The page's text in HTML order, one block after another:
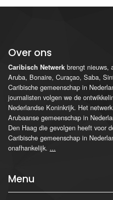
Over ons
Caribisch Netwerk brengt nieuws,
Aruba, Bonaire, Curaçao, Saba,
Caribische gemeenschap in
journalisten volgen we de
Nederlandse Koninkrijk. Het
Arubaanse gemeenschap in
Den Haag die gevolgen heeft voor
Caribische gemeenschap in
onafhankelijk. ...
Menu